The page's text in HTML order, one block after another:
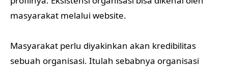
masyarakat melalui website.
Masyarakat perlu diyakinkan akan kredibilitas
sebuah organisasi. Itulah sebabnya organisasi